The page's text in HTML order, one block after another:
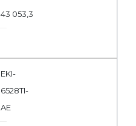
43 053,3
EKI-
6528TI-
AE